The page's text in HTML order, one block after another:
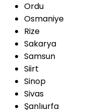
Ordu
Osmaniye
Rize
Sakarya
Samsun
Siirt
Sinop
Sivas
Şanlıurfa